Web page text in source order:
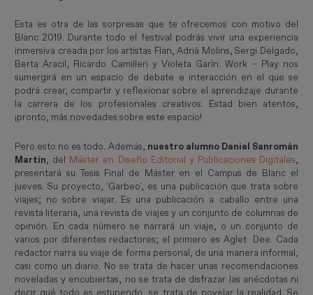
Esta es otra de las sorpresas que te ofrecemos con motivo del
Blanc 2019. Durante todo el festival podrás vivir una experiencia
inmersiva creada por los artistas Flan, Adrià Molins, Sergi Delgado,
Berta Aracil, Ricardo Camilleri y Violeta Garín. Work – Play nos
sumergirá en un espacio de debate e interacción en el que se
podrá crear, compartir y reflexionar sobre el aprendizaje durante
la carrera de los profesionales creativos. Estad bien atentos,
¡pronto, más novedades sobre este espacio!
Pero esto no es todo. Además, nuestro alumno Daniel Sanromán
Martín, del Máster en Diseño Editorial y Publicaciones Digitales,
presentará su Tesis Final de Máster en el Campus de Blanc el
jueves. Su proyecto, 'Garbeo', es una publicación que trata sobre
viajes; no sobre viajar. Es una publicación a caballo entre una
revista literaria, una revista de viajes y un conjunto de columnas de
opinión. En cada número se narrará un viaje, o un conjunto de
varios por diferentes redactores; el primero es Aglet Dee. Cada
redactor narra su viaje de forma personal, de una manera informal,
casi como un diario. No se trata de hacer unas recomendaciones
noveladas y encubiertas, no se trata de disfrazar las anécdotas ni